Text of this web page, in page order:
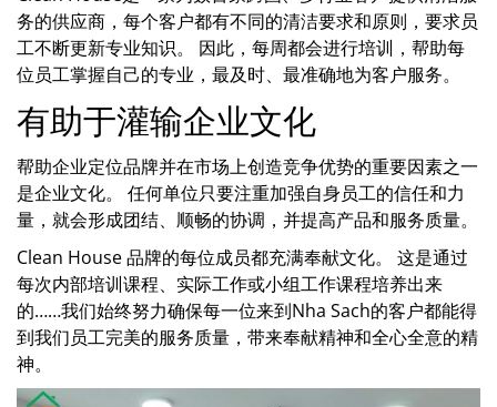
务的供应商，每个客户都有不同的清洁要求和原则，要求员
工不断更新专业知识。 因此，每周都会进行培训，帮助每
位员工掌握自己的专业，最及时、最准确地为客户服务。
有助于灌输企业文化
帮助企业定位品牌并在市场上创造竞争优势的重要因素之一
是企业文化。 任何单位只要注重加强自身员工的信任和力
量，就会形成团结、顺畅的协调，并提高产品和服务质量。
Clean House 品牌的每位成员都充满奉献文化。 这是通过
每次内部培训课程、实际工作或小组工作课程培养出来
的……我们始终努力确保每一位来到Nha Sach的客户都能得
到我们员工完美的服务质量，带来奉献精神和全心全意的精
神。